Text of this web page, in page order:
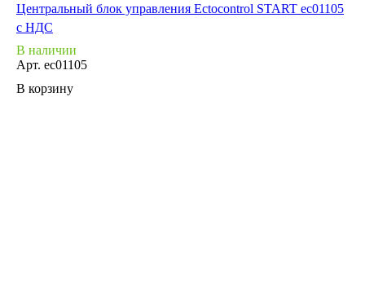
Центральный блок управления Ectocontrol START ec01105
с НДС
В наличии
Арт. ec01105
В корзину